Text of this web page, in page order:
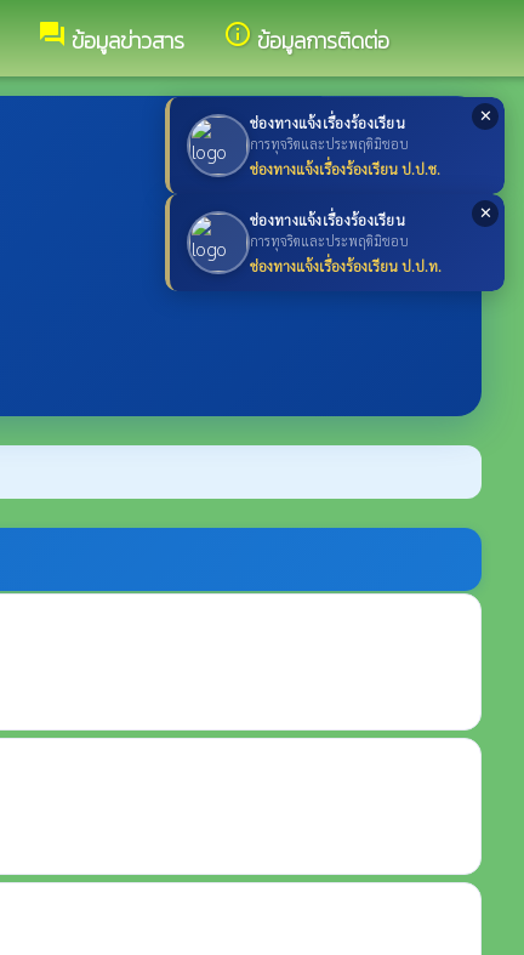
✕
ช่องทางแจ้งเรื่องร้องเรียน
การทุจริตและประพฤติมิชอบ
ช่องทางแจ้งเรื่องร้องเรียน ป.ป.ช.
✕
ช่องทางแจ้งเรื่องร้องเรียน
การทุจริตและประพฤติมิชอบ
ช่องทางแจ้งเรื่องร้องเรียน ป.ป.ท.
forum ข้อมูลข่าวสาร info_outline ข้อมูลการติดต่อ